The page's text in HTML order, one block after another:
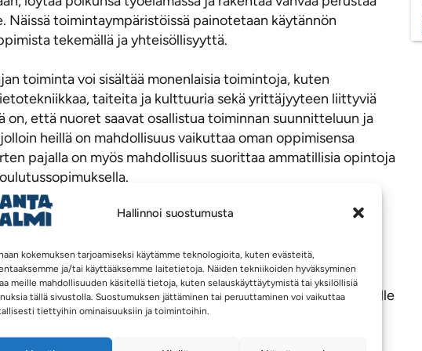
Hallinnoi suostumusta
kokemuksen tarjoamiseksi käytämme teknologioita, kuten evästeitä,
ja/tai käyttääksemme laitetietoja. Näiden tekniikoiden hyväksyminen
meille mahdollisuuden käsitellä tietoja, kuten selauskäyttäytymistä tai yksilöllisiä
tällä sivustolla. Suostumuksen jättäminen tai peruuttaminen voi vaikuttaa
tiettyihin ominaisuuksiin ja toimintoihin.
Näissä toimintaympäristöissä painotetaan käytännön
tekemällä ja yhteisöllisyyttä.
toiminta voi sisältää monenlaisia toimintoja, kuten
taiteita ja kulttuuria sekä yrittäjyyteen liittyviä
on, että nuoret saavat osallistua toiminnan suunnitteluun ja
heillä on mahdollisuus vaikuttaa oman oppimisensa
pajalla on myös mahdollisuus suorittaa ammatillisia opintoja
keskeinen osa pajan toimintaa. Nuoret oppivat yhdessä ja
tukea työelämään tai koulukseen siirtymisessä.
nuorten työpaja tarjoaa arvokasta kokemusta ja tukea nuorille
löytämiseksi.